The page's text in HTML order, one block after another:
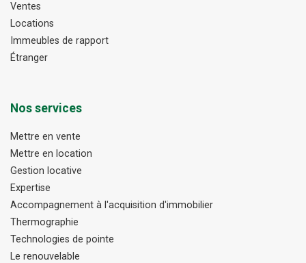
Ventes
Locations
Immeubles de rapport
Étranger
Nos services
Mettre en vente
Mettre en location
Gestion locative
Expertise
Accompagnement à l'acquisition d'immobilier
Thermographie
Technologies de pointe
Le renouvelable